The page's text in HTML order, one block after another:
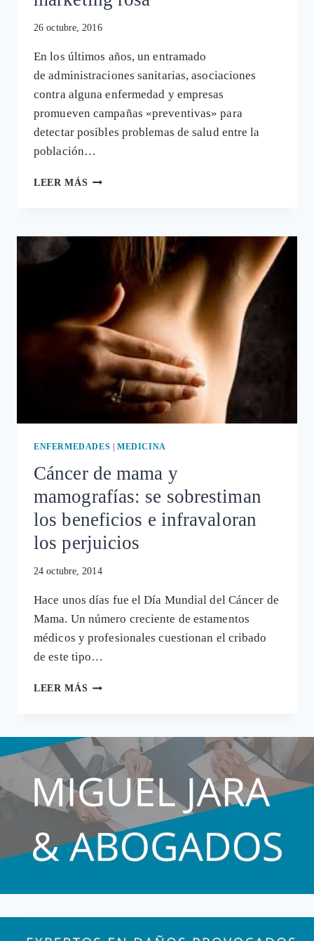
26 octubre, 2016
En los últimos años, un entramado
de administraciones sanitarias, asociaciones
contra alguna enfermedad y empresas
promueven campañas «preventivas» para
detectar posibles problemas de salud entre la
población…
LEER MÁS LAS
CÁNCER
CAMPAÑA
DE
MARKETING
ROSA
ENFERMEDADES MEDICINA
Cáncer de mama y
mamografías: se sobrestiman
los beneficios e infravaloran
los perjuicios
24 octubre, 2014
Hace unos días fue el Día Mundial del Cáncer de
Mama. Un número creciente de estamentos
médicos y profesionales cuestionan el cribado
de este tipo…
LEER MÁS CÁNCER
MAMOGRAFÍAS:
SE
SOBRESTIMAN
LOS
BENEFICIOS
E
INFRAVALORAN
LOS
PERJUICIOS